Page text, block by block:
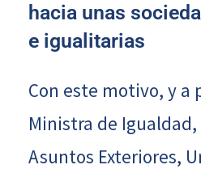
hacia unas
e igualitarias
Con este motivo, y a
Ministra de
Asuntos Exteriores,